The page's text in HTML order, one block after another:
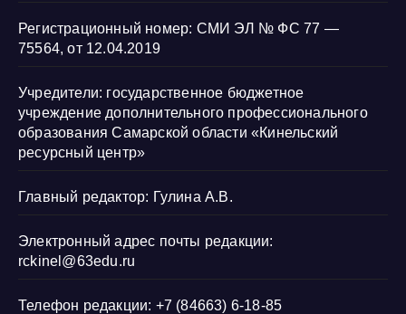
Регистрационный номер: СМИ ЭЛ № ФС 77 —
75564, от 12.04.2019
Учредители: государственное бюджетное
учреждение дополнительного профессионального
образования Самарской области «Кинельский
ресурсный центр»
Главный редактор: Гулина А.В.
Электронный адрес почты редакции:
rckinel@63edu.ru
Телефон редакции: +7 (84663) 6-18-85